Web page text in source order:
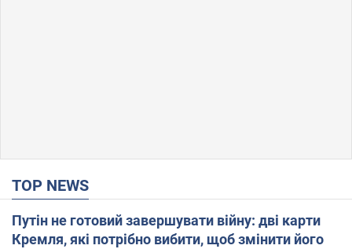
TOP NEWS
Путін не готовий завершувати війну: дві карти
Кремля, які потрібно вибити, щоб змінити його